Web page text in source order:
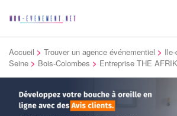
Accueil > Trouver un agence événementiel >
Seine > Bois-Colombes > Entreprise THE